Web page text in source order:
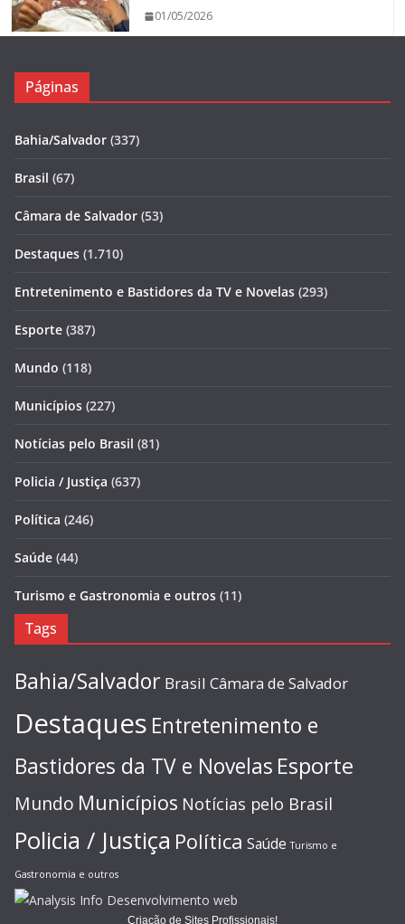
01/05/2026
Páginas
Bahia/Salvador (337)
Brasil (67)
Câmara de Salvador (53)
Destaques (1.710)
Entretenimento e Bastidores da TV e Novelas (293)
Esporte (387)
Mundo (118)
Municípios (227)
Notícias pelo Brasil (81)
Policia / Justiça (637)
Política (246)
Saúde (44)
Turismo e Gastronomia e outros (11)
Tags
Bahia/Salvador Brasil Câmara de Salvador
Destaques Entretenimento e
Bastidores da TV e Novelas Esporte
Mundo Municípios Notícias pelo Brasil
Policia / Justiça Política Saúde Turismo e
Gastronomia e outros
Criação de Sites Profissionais!